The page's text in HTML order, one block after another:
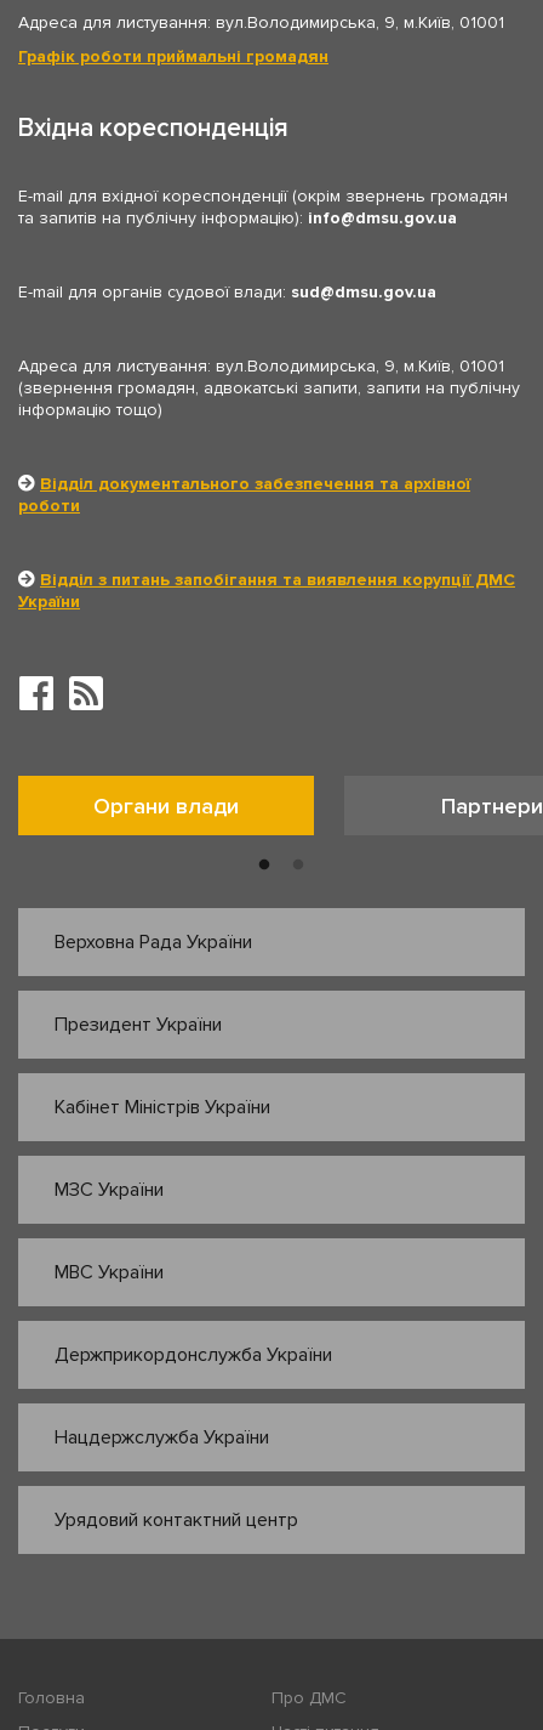
Адреса для листування: вул.Володимирська, 9, м.Київ, 01001
Графік роботи приймальні громадян
Вхідна кореспонденція
E-mail для вхідної кореспонденції (окрім звернень громадян
та запитів на публічну інформацію): info dmsu.gov.ua
E-mail для органів судової влади: sud dmsu.gov.ua
Адреса для листування: вул.Володимирська, 9, м.Київ, 01001
(звернення громадян, адвокатські запити, запити на публічну
інформацію тощо)
Відділ документального забезпечення та архівної
роботи
Відділ з питань запобігання та виявлення корупції ДМС
України
Органи влади Партнери
Верховна Рада України
Президент України
Кабінет Міністрів України
МЗС України
МВС України
Держприкордонслужба України
Нацдержслужба України
Урядовий контактний центр
Головна
Про ДМС